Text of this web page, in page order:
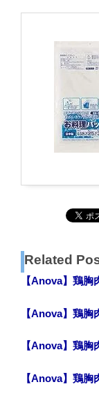
Related
【Anova】鶏
【Anova】鶏
【Anova】鶏
【Anova】鶏